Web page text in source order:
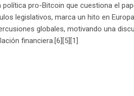
pro-Bitcoin que cuestiona el
legislativos, marca un hito en
globales, motivando una
financiera.[6][5][1]